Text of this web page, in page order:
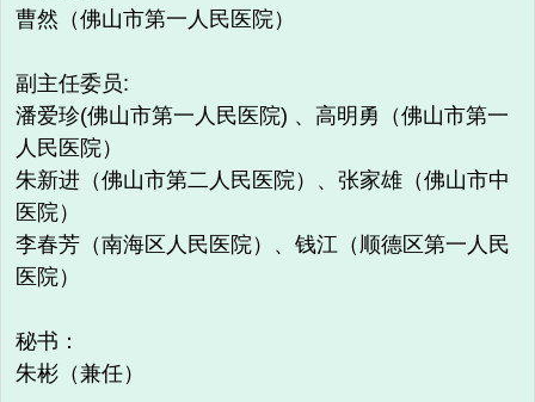
曹然（佛山市第一人民医院）
副主任委员:
潘爱珍(佛山市第一人民医院) 、高明勇（佛山市第一
人民医院）
朱新进（佛山市第二人民医院）、张家雄（佛山市中
医院）
李春芳（南海区人民医院）、钱江（顺德区第一人民
医院）
秘书：
朱彬（兼任）